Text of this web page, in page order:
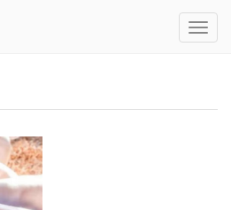
Menu